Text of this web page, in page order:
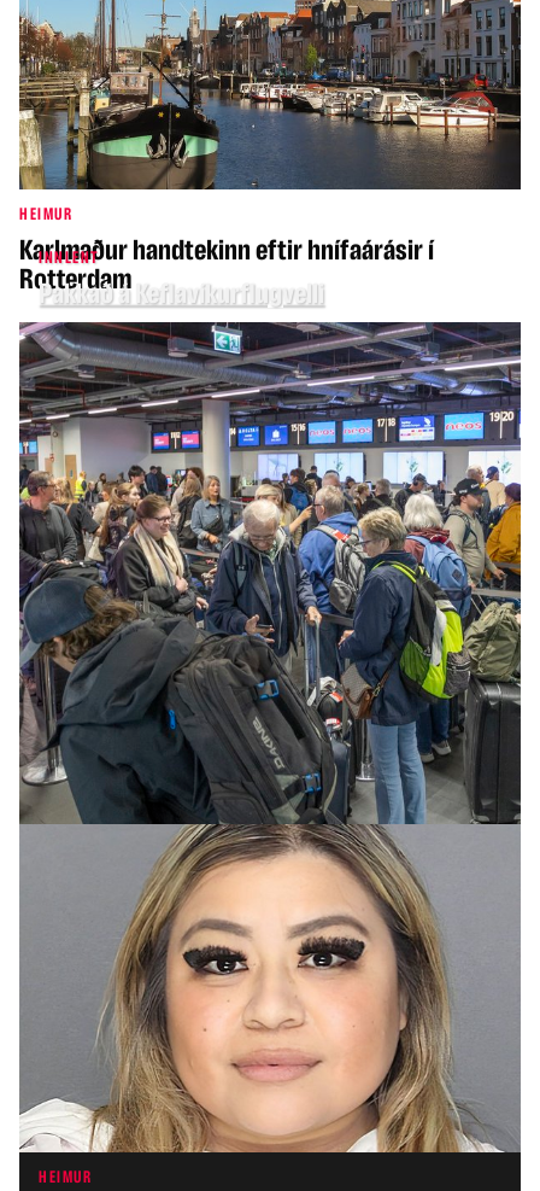
HEIMUR
Karlmaður handtekinn eftir hnífaárásir í
Rotterdam
INNLENT
Pakkað á Keflavíkurflugvelli
INNLENT
Ráðherra segir öfgahreyfingar berjast gegn
réttindum hinsegin fólks
HEIMUR